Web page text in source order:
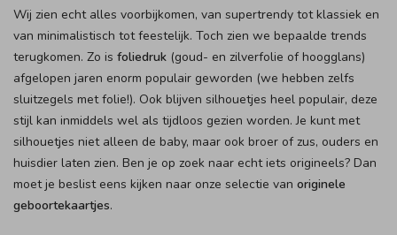
Wij zien echt alles voorbijkomen, van supertrendy tot klassiek en
van minimalistisch tot feestelijk. Toch zien we bepaalde trends
terugkomen. Zo is foliedruk (goud- en zilverfolie of hoogglans)
afgelopen jaren enorm populair geworden (we hebben zelfs
sluitzegels met folie!). Ook blijven silhouetjes heel populair, deze
stijl kan inmiddels wel als tijdloos gezien worden. Je kunt met
silhouetjes niet alleen de baby, maar ook broer of zus, ouders en
huisdier laten zien. Ben je op zoek naar echt iets origineels? Dan
moet je beslist eens kijken naar onze selectie van originele
geboortekaartjes.